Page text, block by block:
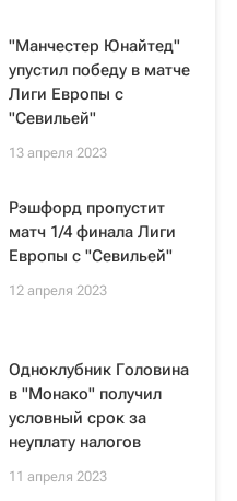
"Манчестер Юнайтед"
упустил победу в матче
Лиги Европы с
"Севильей"
13 апреля 2023
Рэшфорд пропустит
матч 1/4 финала Лиги
Европы с "Севильей"
12 апреля 2023
Одноклубник Головина
в "Монако" получил
условный срок за
неуплату налогов
11 апреля 2023